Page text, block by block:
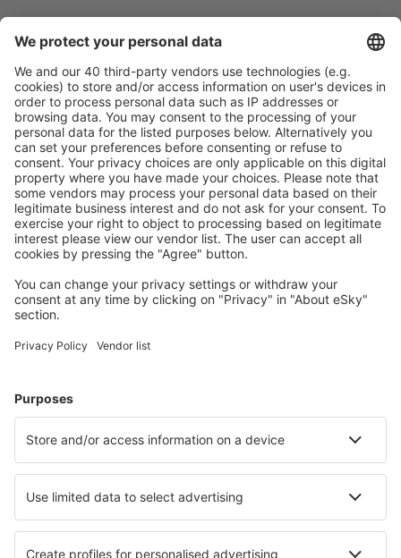
Zoek snel en gemakkelijk
Plan veilig
Zorgeloos boeken met gratiss annuleringsopties.
Bespaar meer
Reisaanbiedingen en speciale aanbiedingen voor
geregistreerde gebruikers.
Kies uit meer dan 1,3 miljoen accommodaties: hotels,
jeugdherbergen, appartementen en meer.
Hotels in Italië - Populaire steden
Hotels in Palermo Hotels in Rome
Hotels in Viareggio Hotels in Otranto Hotels in Brindisi